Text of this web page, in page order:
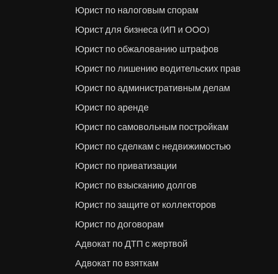
Юрист по налоговым спорам
Юрист для бизнеса (ИП и ООО)
Юрист по обжалованию штрафов
Юрист по лишению водительских прав
Юрист по административным делам
Юрист по аренде
Юрист по самовольным постройкам
Юрист по сделкам с недвижимостью
Юрист по приватизации
Юрист по взысканию долгов
Юрист по защите от коллекторов
Юрист по договорам
Адвокат по ДТП с жертвой
Адвокат по взяткам